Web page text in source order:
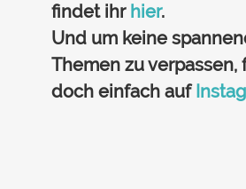
findet ihr hier.
Und um keine
Themen zu verpassen,
doch einfach auf